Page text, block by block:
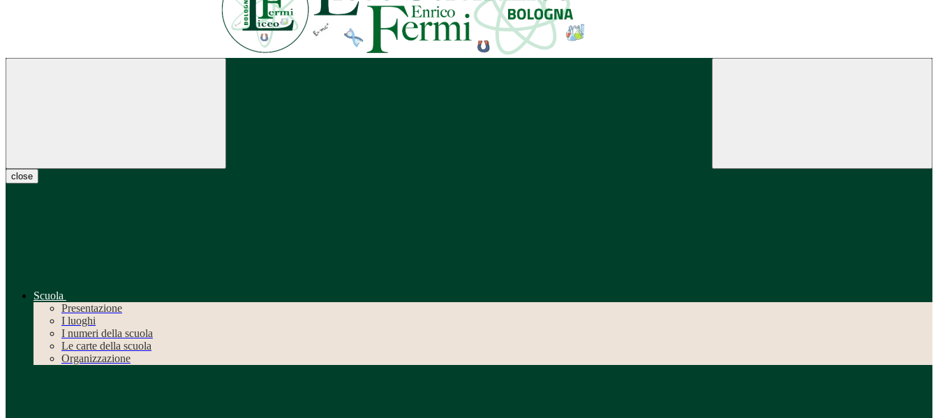
close
Scuola
Presentazione
I luoghi
I numeri della scuola
Le carte della scuola
Organizzazione